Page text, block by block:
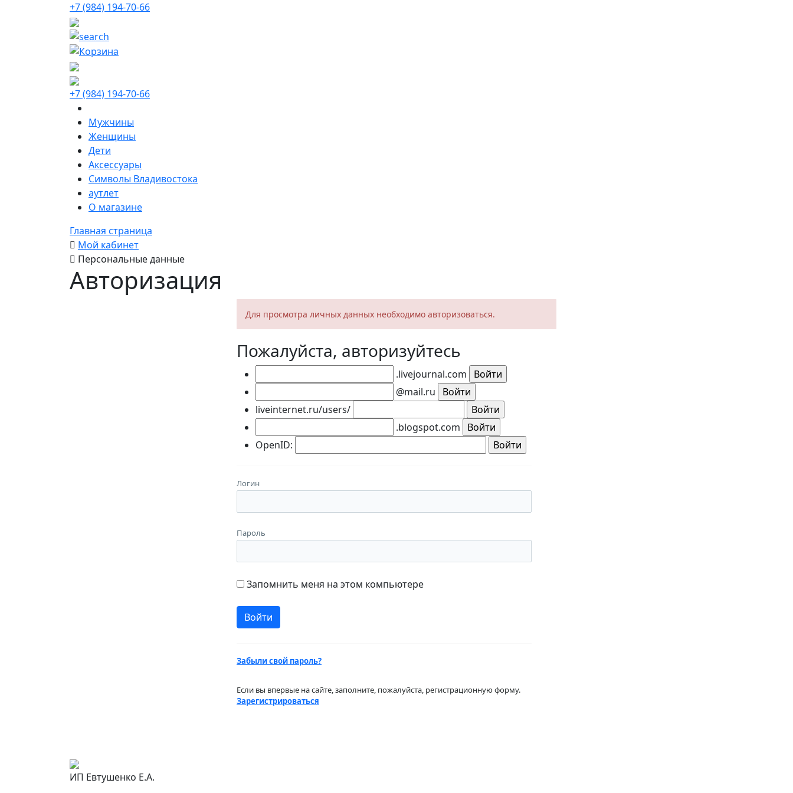
+7 (984) 194-70-66
+7 (984) 194-70-66
Мужчины
Женщины
Дети
Аксессуары
Символы Владивостока
аутлет
О магазине
Главная страница
Мой кабинет
Персональные данные
Авторизация
Для просмотра личных данных необходимо авторизоваться.
Пожалуйста, авторизуйтесь
.livejournal.com
@mail.ru
liveinternet.ru/users/
.blogspot.com
OpenID:
Логин
Пароль
Запомнить меня на этом компьютере
Забыли свой пароль?
Если вы впервые на сайте, заполните, пожалуйста, регистрационную форму.
Зарегистрироваться
ИП Евтушенко Е.А.